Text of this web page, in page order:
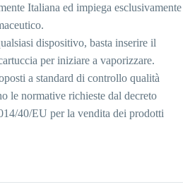
Italiana ed impiega esclusivamente
dispositivo, basta inserire il
per iniziare a vaporizzare.
a standard di controllo qualità
le normative richieste dal decreto
40/EU per la vendita dei prodotti